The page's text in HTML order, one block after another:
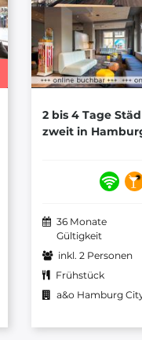
2 bis 4 Tage
zweit in
36 Monate
Gültigkeit
inkl. 2 Personen
Frühstück
a&o Hamburg